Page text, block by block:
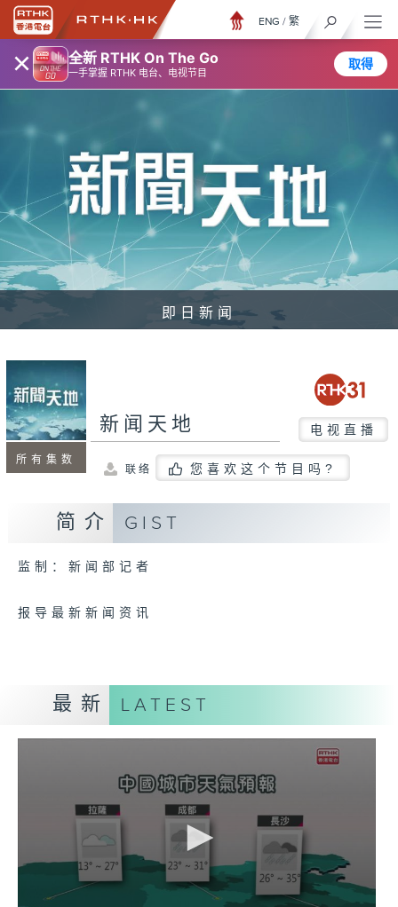
× 全新 RTHK On The Go
一手掌握 RTHK 电台、电视节目
取得
ENG / 繁
即日新闻
所有集数
新闻天地 电视直播
联络 您喜欢这个节目吗?
简介 GIST
监制：新闻部记者
报导最新新闻资讯
最新 LATEST